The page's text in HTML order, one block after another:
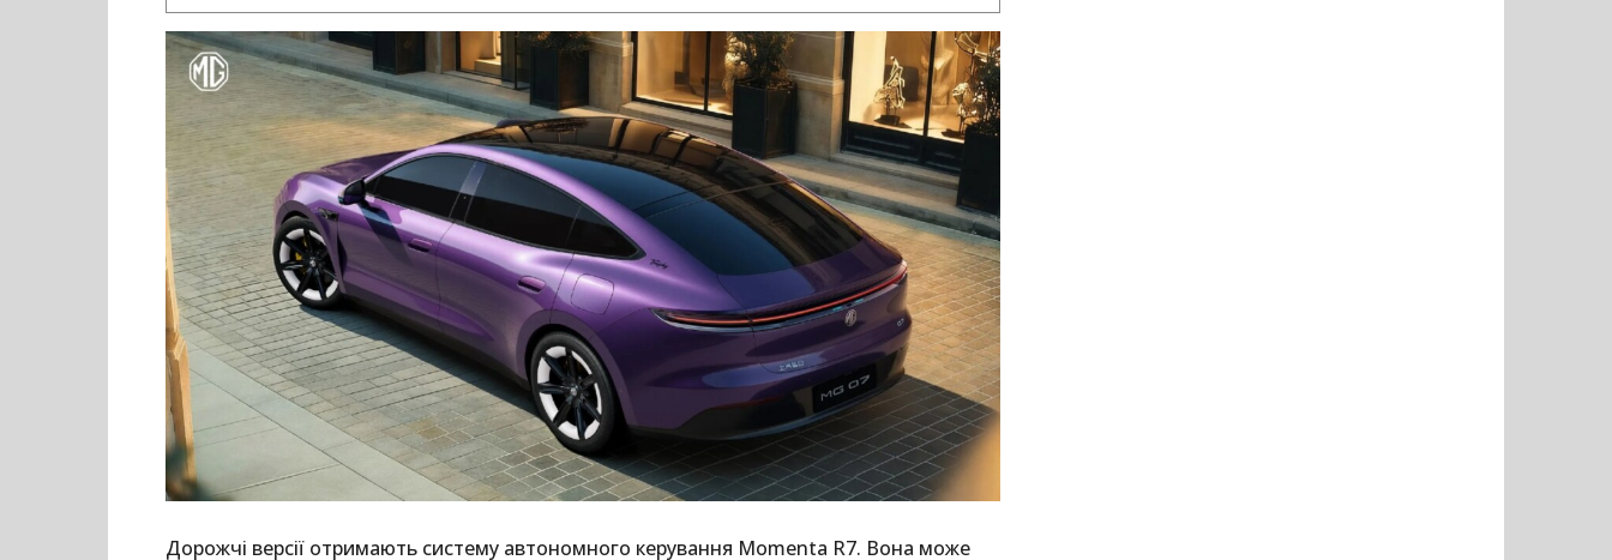
Дорожчі версії отримають систему автономного керування Momenta R7. Вона може